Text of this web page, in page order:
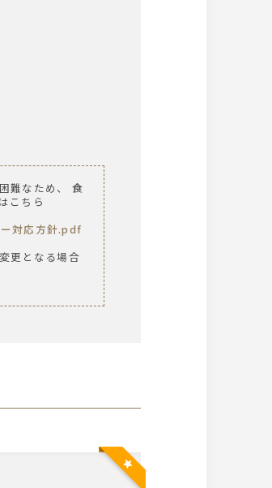
難なため、 食
こちら
対応方針.pdf
更となる場合